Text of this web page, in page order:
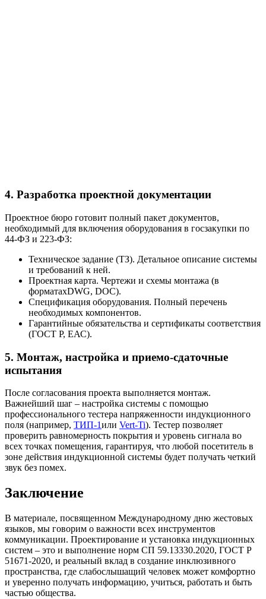
4. Разработка проектной документации
Проектное бюро готовит полный пакет документов,
необходимый для включения оборудования в госзакупки по
44-ФЗ и 223-ФЗ:
Техническое задание (ТЗ). Детальное описание системы
и требований к ней.
Проектная карта. Чертежи и схемы монтажа (в
форматахDWG, DOC).
Спецификация оборудования. Полный перечень
необходимых компонентов.
Гарантийные обязательства и сертификаты соответствия
(ГОСТ Р, ЕАС).
5. Монтаж, настройка и приемо-сдаточные
испытания
После согласования проекта выполняется монтаж.
Важнейший шаг – настройка системы с помощью
профессионального тестера напряженности индукционного
поля (например, ТИП-1или Vert-Ti). Тестер позволяет
проверить равномерность покрытия и уровень сигнала во
всех точках помещения, гарантируя, что любой посетитель в
зоне действия индукционной системы будет получать четкий
звук без помех.
Заключение
В материале, посвященном Международному дню жестовых
языков, мы говорим о важности всех инструментов
коммуникации. Проектирование и установка индукционных
систем – это и выполнение норм СП 59.13330.2020, ГОСТ Р
51671-2020, и реальный вклад в создание инклюзивного
пространства, где слабослышащий человек может комфортно
и уверенно получать информацию, учиться, работать и быть
частью общества.